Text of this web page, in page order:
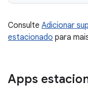
Consulte Adicionar
estacionado para
Apps